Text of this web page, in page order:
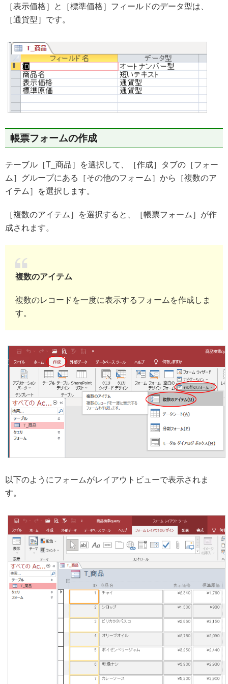
［表示価格］と［標準価格］フィールドのデータ型は、
［通貨型］です。
帳票フォームの作成
テーブル［T_商品］を選択して、［作成］タブの［フォー
ム］グループにある［その他のフォーム］から［複数のア
イテム］を選択します。
［複数のアイテム］を選択すると、［帳票フォーム］が作
成されます。
複数のアイテム
複数のレコードを一度に表示するフォームを作成しま
す。
以下のようにフォームがレイアウトビューで表示されま
す。